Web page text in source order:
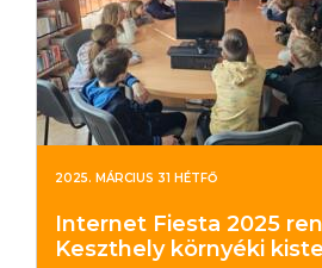
2025. MÁRCIUS 31 HÉTFŐ
Internet Fiesta 2025
Keszthely környéki